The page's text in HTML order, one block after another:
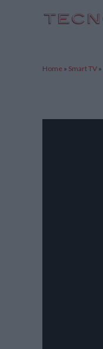
Home » Smart TV »